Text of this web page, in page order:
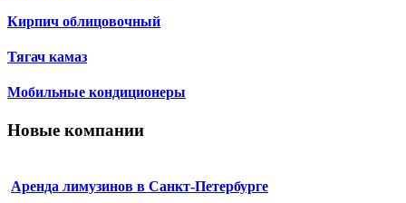
Кирпич облицовочный
Тягач камаз
Мобильные кондиционеры
Новые компании
Аренда лимузинов в Санкт-Петербурге